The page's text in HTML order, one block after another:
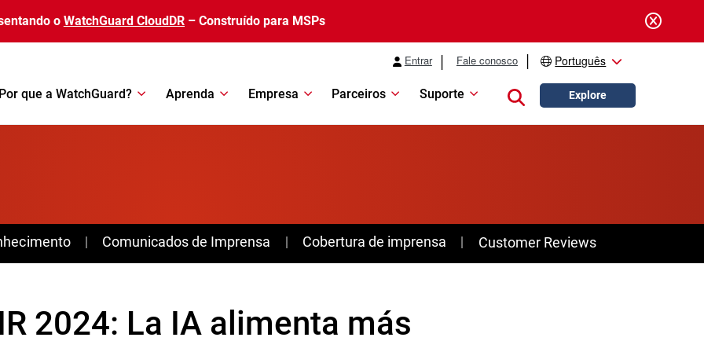
o WatchGuard CloudDR – Construído para MSPs
Entrar Fale conosco Português
Por que a WatchGuard? Aprenda Empresa Parceiros Suporte Close search
Explore
Comunicados de Imprensa Cobertura de imprensa Customer Reviews
2024: La IA alimenta más